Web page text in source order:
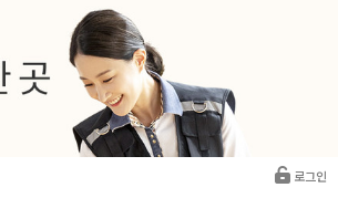
로그인